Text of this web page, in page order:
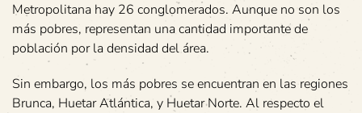
Metropolitana hay 26 conglomerados. Aunque no son los
más pobres, representan una cantidad importante de
población por la densidad del área.
Sin embargo, los más pobres se encuentran en las regiones
Brunca, Huetar Atlántica, y Huetar Norte. Al respecto el